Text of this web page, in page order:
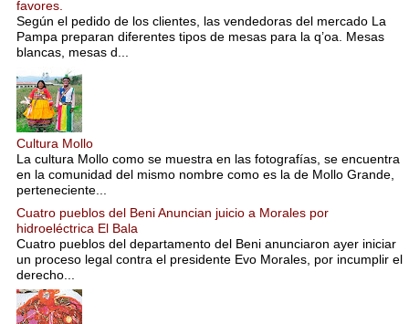
favores.
Según el pedido de los clientes, las vendedoras del mercado La
Pampa preparan diferentes tipos de mesas para la q’oa. Mesas
blancas, mesas d...
Cultura Mollo
La cultura Mollo como se muestra en las fotografías, se encuentra
en la comunidad del mismo nombre como es la de Mollo Grande,
perteneciente...
Cuatro pueblos del Beni Anuncian juicio a Morales por
hidroeléctrica El Bala
Cuatro pueblos del departamento del Beni anunciaron ayer iniciar
un proceso legal contra el presidente Evo Morales, por incumplir el
derecho...